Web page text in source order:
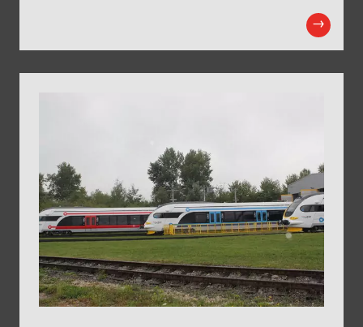
Top-Event für Innovationen im öffentlichen
Verkehr.